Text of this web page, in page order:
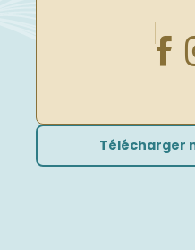
Télécharger